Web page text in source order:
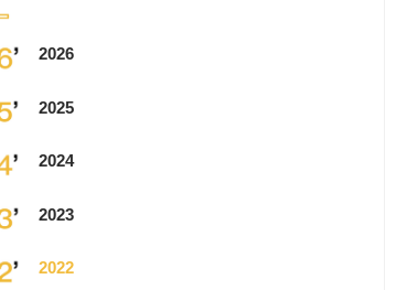
2026
2025
2024
2023
2022